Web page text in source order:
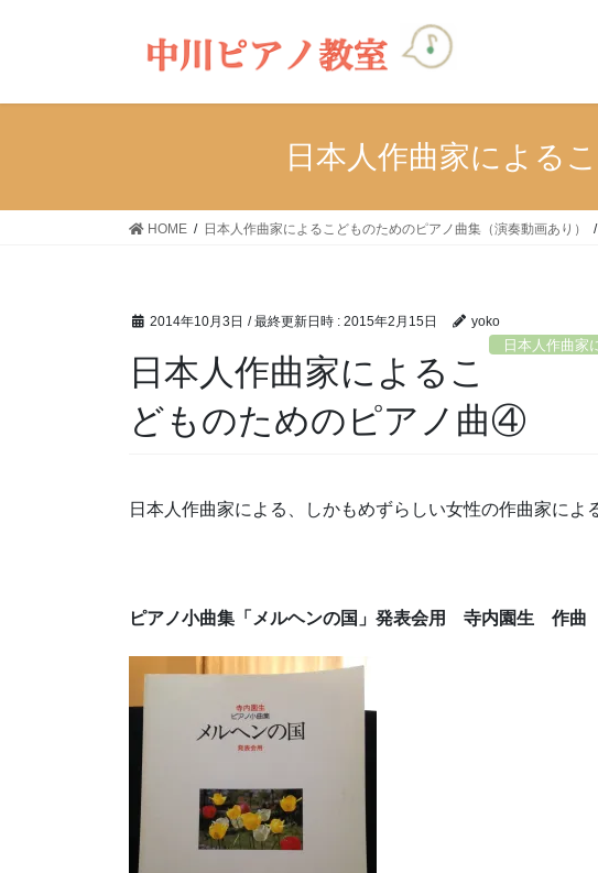
日本人作曲家による
HOME 日本人作曲家によるこどものためのピアノ曲集（演奏動画あり）
2014年10月3日 / 最終更新日時 : 2015年2月15日 yoko
日本人作曲家
日本人作曲家によるこ
どものためのピアノ曲④
日本人作曲家による、しかもめずらしい女性の作曲家によ
ピアノ小曲集「メルヘンの国」発表会用 寺内園生 作曲